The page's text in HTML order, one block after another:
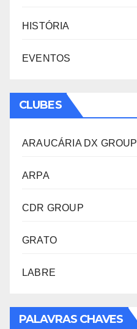
HISTÓRIA
EVENTOS
CLUBES
ARAUCÁRIA DX GROUP
ARPA
CDR GROUP
GRATO
LABRE
PALAVRAS CHAVES